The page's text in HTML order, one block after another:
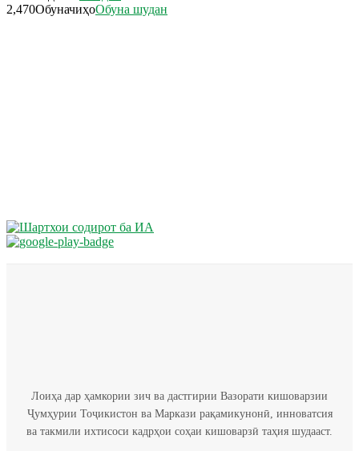
2,470ОбуначиҳоОбуна шудан
Лоиҳа дар ҳамкории зич ва дастгирии Вазорати кишоварзии
Ҷумҳурии Тоҷикистон ва Маркази рақамикунонӣ, инноватсия
ва такмили ихтисоси кадрҳои соҳаи кишоварзӣ таҳия шудааст.